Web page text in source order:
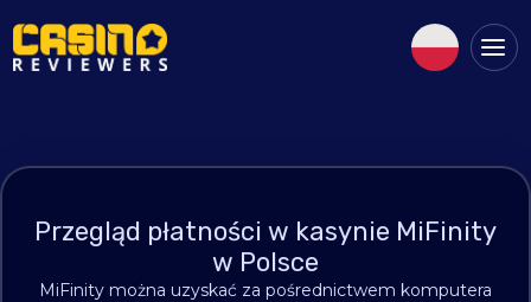
Przegląd płatności w kasynie MiFinity
w Polsce
MiFinity można uzyskać za pośrednictwem komputera